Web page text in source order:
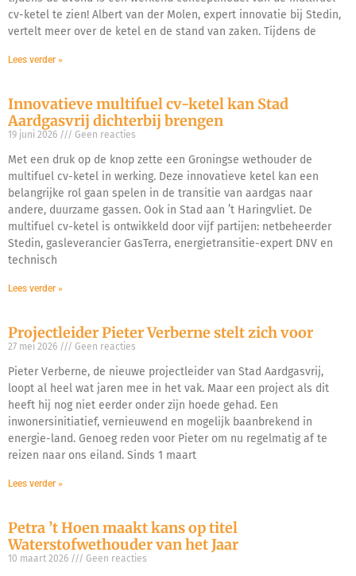
cv-ketel te zien! Albert van der Molen, expert innovatie bij Stedin,
vertelt meer over de ketel en de stand van zaken. Tijdens de
Lees verder »
Innovatieve multifuel cv-ketel kan Stad
Aardgasvrij dichterbij brengen
19 juni 2026 Geen reacties
Met een druk op de knop zette een Groningse wethouder de
multifuel cv-ketel in werking. Deze innovatieve ketel kan een
belangrijke rol gaan spelen in de transitie van aardgas naar
andere, duurzame gassen. Ook in Stad aan ’t Haringvliet. De
multifuel cv-ketel is ontwikkeld door vijf partijen: netbeheerder
Stedin, gasleverancier GasTerra, energietransitie-expert DNV en
technisch
Lees verder »
Projectleider Pieter Verberne stelt zich voor
27 mei 2026 Geen reacties
Pieter Verberne, de nieuwe projectleider van Stad Aardgasvrij,
loopt al heel wat jaren mee in het vak. Maar een project als dit
heeft hij nog niet eerder onder zijn hoede gehad. Een
inwonersinitiatief, vernieuwend en mogelijk baanbrekend in
energie-land. Genoeg reden voor Pieter om nu regelmatig af te
reizen naar ons eiland. Sinds 1 maart
Lees verder »
Petra ’t Hoen maakt kans op titel
Waterstofwethouder van het Jaar
10 maart 2026 Geen reacties